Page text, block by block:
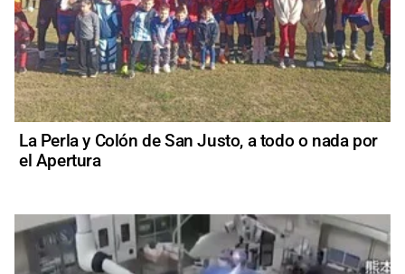
La Perla y Colón de San Justo, a todo o nada por
el Apertura